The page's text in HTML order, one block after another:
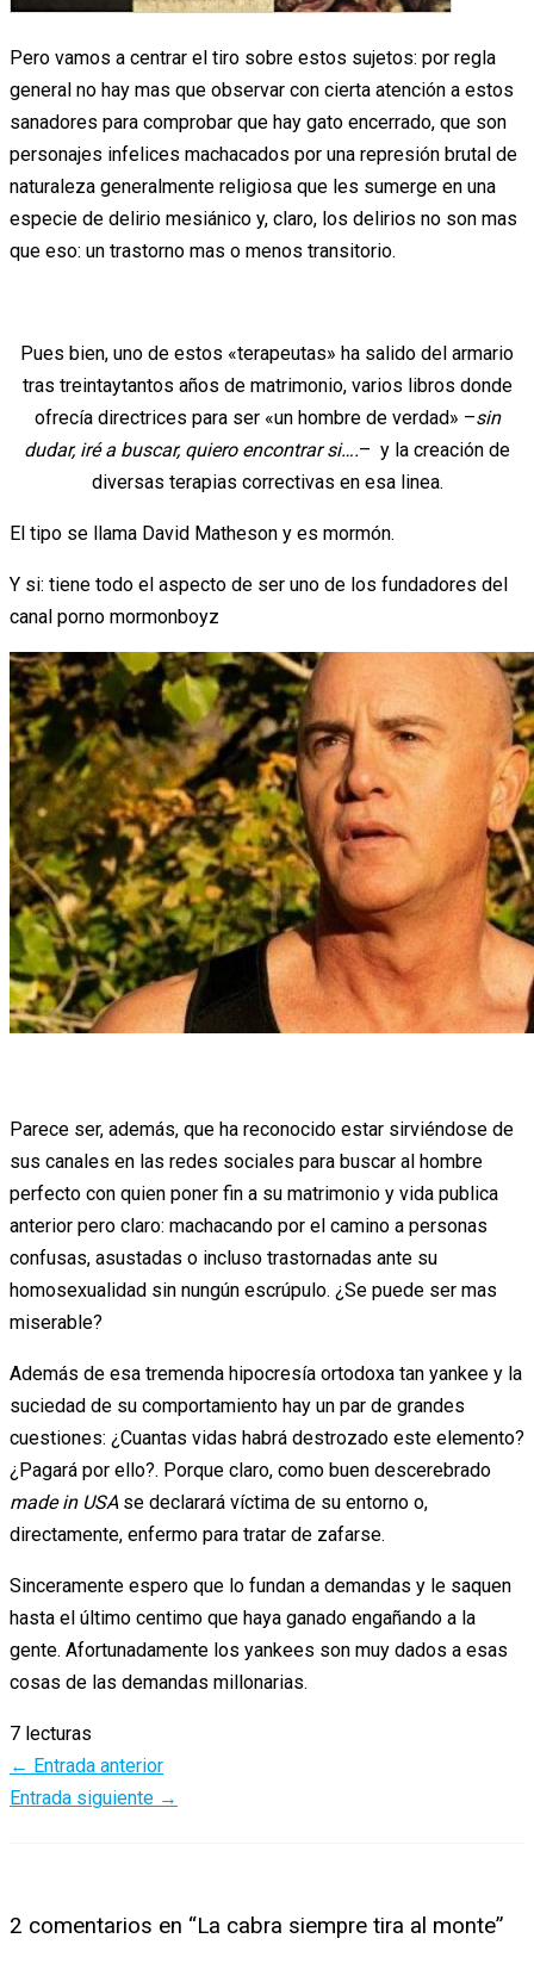
Pero vamos a centrar el tiro sobre estos sujetos: por regla
general no hay mas que observar con cierta atención a estos
sanadores para comprobar que hay gato encerrado, que son
personajes infelices machacados por una represión brutal de
naturaleza generalmente religiosa que les sumerge en una
especie de delirio mesiánico y, claro, los delirios no son mas
que eso: un trastorno mas o menos transitorio.
Pues bien, uno de estos «terapeutas» ha salido del armario
tras treintaytantos años de matrimonio, varios libros donde
ofrecía directrices para ser «un hombre de verdad» –sin
dudar, iré a buscar, quiero encontrar si….– y la creación de
diversas terapias correctivas en esa linea.
El tipo se llama David Matheson y es mormón.
Y si: tiene todo el aspecto de ser uno de los fundadores del
canal porno mormonboyz
Parece ser, además, que ha reconocido estar sirviéndose de
sus canales en las redes sociales para buscar al hombre
perfecto con quien poner fin a su matrimonio y vida publica
anterior pero claro: machacando por el camino a personas
confusas, asustadas o incluso trastornadas ante su
homosexualidad sin nungún escrúpulo. ¿Se puede ser mas
miserable?
Además de esa tremenda hipocresía ortodoxa tan yankee y la
suciedad de su comportamiento hay un par de grandes
cuestiones: ¿Cuantas vidas habrá destrozado este elemento?
¿Pagará por ello?. Porque claro, como buen descerebrado
made in USA se declarará víctima de su entorno o,
directamente, enfermo para tratar de zafarse.
Sinceramente espero que lo fundan a demandas y le saquen
hasta el último centimo que haya ganado engañando a la
gente. Afortunadamente los yankees son muy dados a esas
cosas de las demandas millonarias.
7 lecturas
← Entrada anterior
Entrada siguiente →
2 comentarios en “La cabra siempre tira al monte”